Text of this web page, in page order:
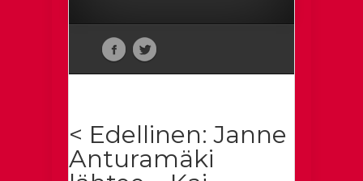
< Edellinen: Janne
Anturamäki